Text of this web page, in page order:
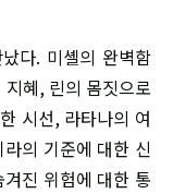
다. 미셸의 완벽함
혜, 린의 몸짓으로
시선, 라타나의 여
의 기준에 대한 신
진 위험에 대한 통